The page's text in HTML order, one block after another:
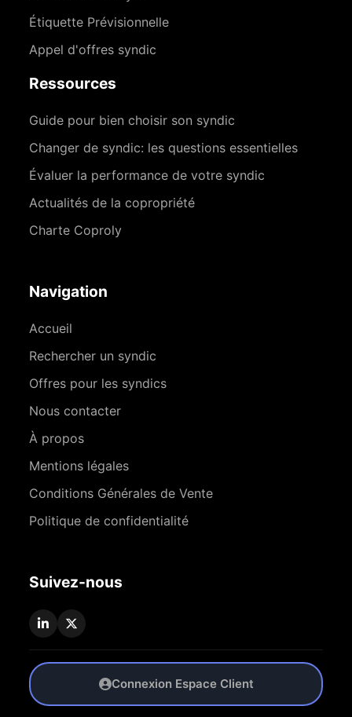
Étiquette Prévisionnelle
Appel d'offres syndic
Ressources
Guide pour bien choisir son syndic
Changer de syndic: les questions essentielles
Évaluer la performance de votre syndic
Actualités de la copropriété
Charte Coproly
Navigation
Accueil
Rechercher un syndic
Offres pour les syndics
Nous contacter
À propos
Mentions légales
Conditions Générales de Vente
Politique de confidentialité
Suivez-nous
Connexion Espace Client